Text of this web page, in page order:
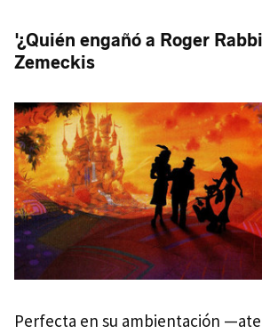
'¿Quién engañó a Roger
Zemeckis
Perfecta en su ambientación